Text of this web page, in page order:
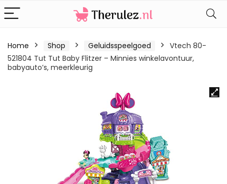
Home Shop Geluidsspeelgoed
Vtech 80-
521804 Tut Tut Baby Flitzer – Minnies winkelavontuur,
babyauto’s, meerkleurig